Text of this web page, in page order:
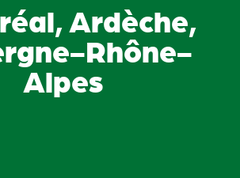
Ardèche,
Rhône-
Alpes